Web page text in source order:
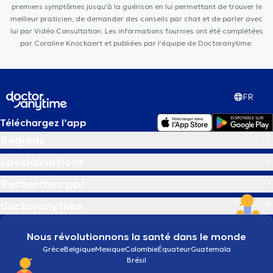
premiers symptômes jusqu'à la guérison en lui permettant de trouver le
meilleur praticien, de demander des conseils par chat et de parler avec
lui par Vidéo Consultation. Les informations fournies ont été complétées
par Coraline Knockaert et publiées par l'équipe de Doctoranytime.
FR
Téléchargez l’app
Nous révolutionnons la santé dans le monde
GrèceBelgiqueMexiqueColombieÉquateurGuatemala
Brésil